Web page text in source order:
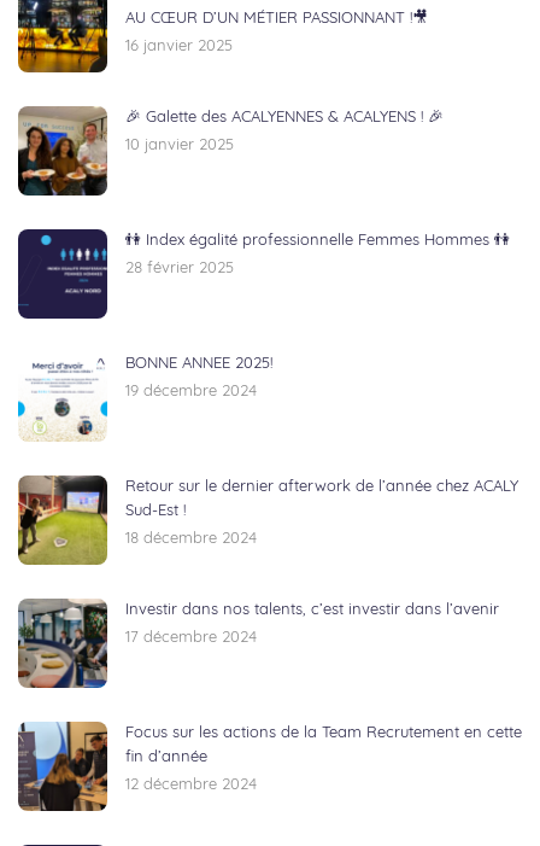
AU CŒUR D’UN MÉTIER PASSIONNANT !🎥
16 janvier 2025
🎉 Galette des ACALYENNES & ACALYENS ! 🎉
10 janvier 2025
👫 Index égalité professionnelle Femmes Hommes 👫
28 février 2025
BONNE ANNEE 2025!
19 décembre 2024
Retour sur le dernier afterwork de l’année chez ACALY
Sud-Est !
18 décembre 2024
Investir dans nos talents, c’est investir dans l’avenir
17 décembre 2024
Focus sur les actions de la Team Recrutement en cette
fin d’année
12 décembre 2024